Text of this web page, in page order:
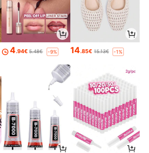
4.94€ 5.48€ -9% 14.85€ 15.13€ -1%